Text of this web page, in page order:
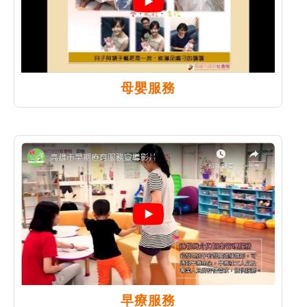
母嬰服務
早療服務